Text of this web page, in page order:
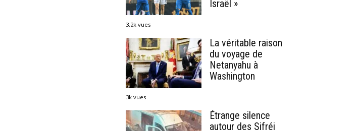
Israël »
3.2k vues
La véritable raison
du voyage de
Netanyahu à
Washington
3k vues
Étrange silence
autour des Sifréi